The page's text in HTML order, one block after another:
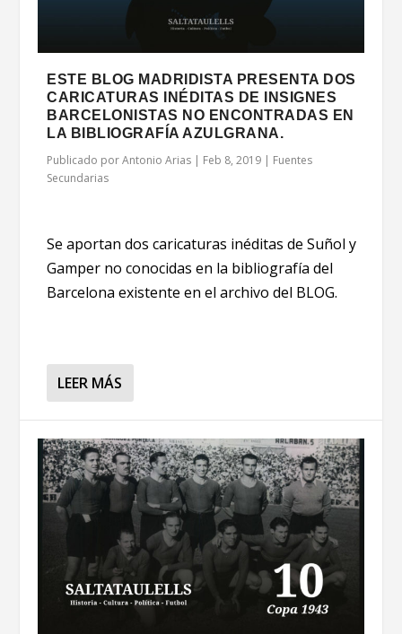
ESTE BLOG MADRIDISTA PRESENTA DOS
CARICATURAS INÉDITAS DE INSIGNES
BARCELONISTAS NO ENCONTRADAS EN
LA BIBLIOGRAFÍA AZULGRANA.
Publicado porAntonio Arias | Feb 8, 2019 | Fuentes
Secundarias
Se aportan dos caricaturas inéditas de Suñol y
Gamper no conocidas en la bibliografía del
Barcelona existente en el archivo del BLOG.
LEER MÁS